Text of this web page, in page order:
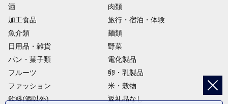
酒
肉類
加工食品
旅行・宿泊・体験
魚介類
麺類
日用品・雑貨
野菜
パン・菓子類
電化製品
フルーツ
卵・乳製品
ファッション
米・穀物
飲料(酒以外)
返礼品なし